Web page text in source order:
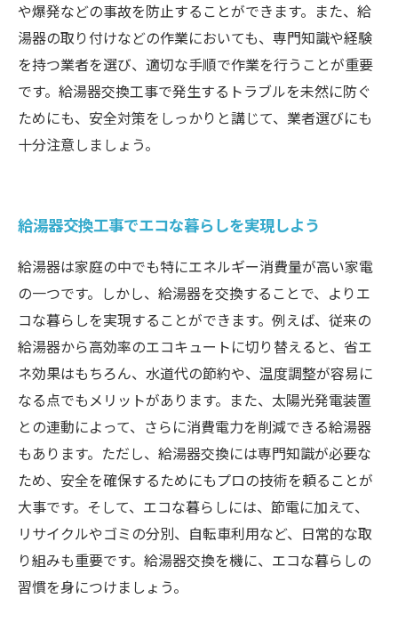
や爆発などの事故を防止することができます。また、給
湯器の取り付けなどの作業においても、専門知識や経験
を持つ業者を選び、適切な手順で作業を行うことが重要
です。給湯器交換工事で発生するトラブルを未然に防ぐ
ためにも、安全対策をしっかりと講じて、業者選びにも
十分注意しましょう。
給湯器交換工事でエコな暮らしを実現しよう
給湯器は家庭の中でも特にエネルギー消費量が高い家電
の一つです。しかし、給湯器を交換することで、よりエ
コな暮らしを実現することができます。例えば、従来の
給湯器から高効率のエコキュートに切り替えると、省エ
ネ効果はもちろん、水道代の節約や、温度調整が容易に
なる点でもメリットがあります。また、太陽光発電装置
との連動によって、さらに消費電力を削減できる給湯器
もあります。ただし、給湯器交換には専門知識が必要な
ため、安全を確保するためにもプロの技術を頼ることが
大事です。そして、エコな暮らしには、節電に加えて、
リサイクルやゴミの分別、自転車利用など、日常的な取
り組みも重要です。給湯器交換を機に、エコな暮らしの
習慣を身につけましょう。